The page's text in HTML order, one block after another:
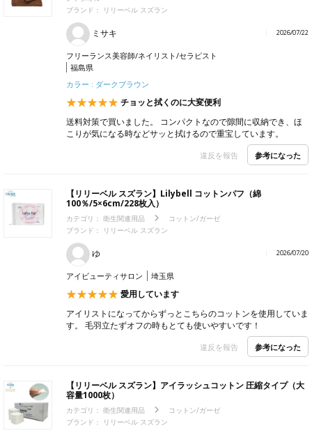
ブランド： リリーベル スズラン
ミサキ 2026/07/22
フリーランス美容師/ネイリスト/セラピスト
福島県
カラー : ダークブラウン
チョッと拭くのに大変便利
送料対策で買いました。 コンパクトなので隙間に収納でき、ほ
こりが気になる時などサッと拭けるので重宝しています。
違反を報告 参考になった
【リリーベル スズラン】Lilybell コットンパフ（綿
100％/5×6cm/228枚入）
カテゴリ： 衛生関連用品
コットン/ガーゼ
ブランド： リリーベル スズラン
ゆ 2026/07/20
アイビューティサロン 埼玉県
愛用しています
アイリストになってからずっとこちらのコットンを使用していま
す。 毛羽立たずオフの時もとても使いやすいです！
違反を報告 参考になった
【リリーベル スズラン】アイラッシュコットン 圧縮タイプ（大
容量1000枚）
カテゴリ： 衛生関連用品
コットン/ガーゼ
ブランド： リリーベル スズラン